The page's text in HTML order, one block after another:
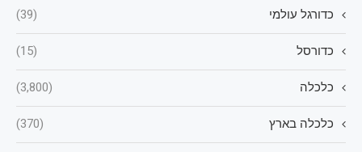
כדורגל עולמי (39)
כדורסל (15)
כלכלה (3,800)
כלכלה בארץ (370)